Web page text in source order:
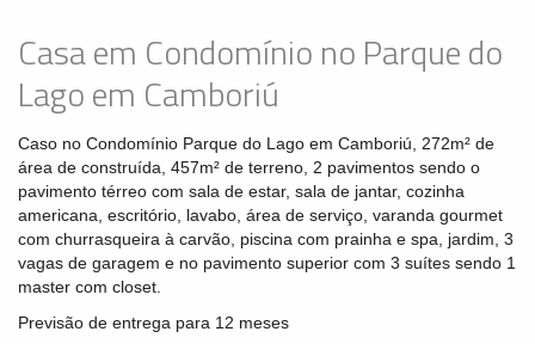
Casa em Condomínio no Parque do
Lago em Camboriú
Caso no Condomínio Parque do Lago em Camboriú, 272m² de
área de construída, 457m² de terreno, 2 pavimentos sendo o
pavimento térreo com sala de estar, sala de jantar, cozinha
americana, escritório, lavabo, área de serviço, varanda gourmet
com churrasqueira à carvão, piscina com prainha e spa, jardim, 3
vagas de garagem e no pavimento superior com 3 suítes sendo 1
master com closet.
Previsão de entrega para 12 meses